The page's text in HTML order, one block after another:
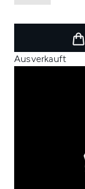
Ausverkauft